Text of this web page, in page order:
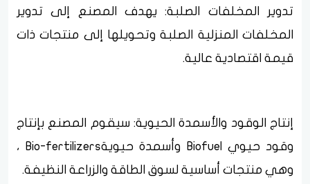
تدوير المخلفات الصلبة: يهدف المصنع إلى تدوير
المخلفات المنزلية الصلبة وتحويلها إلى منتجات ذات
قيمة اقتصادية عالية.
إنتاج الوقود والأسمدة الحيوية: سيقوم المصنع بإنتاج
وقود حيوي Biofuel وأسمدة حيويةBio-fertilizers ،
وهي منتجات أساسية لسوق الطاقة والزراعة النظيفة.